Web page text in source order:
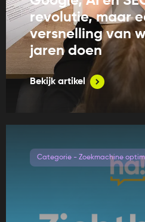
revolutie, maar
versnelling van
jaren doen
Bekijk artikel
Categorie - Zoekmachine